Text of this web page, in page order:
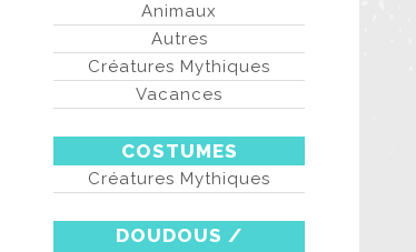
Animaux
Autres
Créatures Mythiques
Vacances
COSTUMES
Créatures Mythiques
DOUDOUS /